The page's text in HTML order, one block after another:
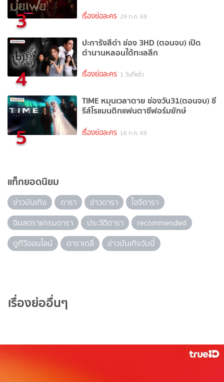
3 เรื่องย่อละคร 29 ก.ค. 69
4
ปะการังสีดำ ช่อง 3HD (ตอนจบ) เปิด
ตำนานหลอนใต้ทะเลลึก
เรื่องย่อละคร 1 วันที่แล้ว
5
TIME หมุนเวลาตาย ช่องวัน31(ตอนจบ) ซี
รีส์โรแมนติกแฟนตาซีฟอร์มยักษ์
เรื่องย่อละคร 16 ก.ค. 69
แท็กยอดนิยม
ข่าวบันเทิง ดารา ข่าวดารา
ไอจีดารา
อินสตราแกรมดารา
ประวัติดารา
recommended
ดูทีวีออนไลน์
ดาราเดลี่ ข่าวบันเทิงวันนี้
เรื่องย่ออื่นๆ